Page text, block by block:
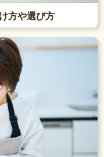
方や選び方